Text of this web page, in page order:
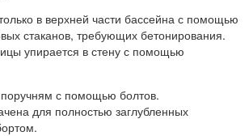
в верхней части бассейна с помощью
стаканов, требующих бетонирования.
упирается в стену с помощью
поручням с помощью болтов.
для полностью заглубленных